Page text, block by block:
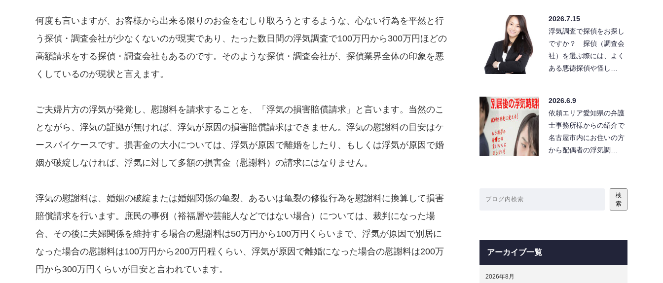
何度も言いますが、お客様から出来る限りのお金をむしり取ろうとするような、心ない行為を平然と行
う探偵・調査会社が少なくないのが現実であり、たった数日間の浮気調査で100万円から300万円ほどの
高額請求をする探偵・調査会社もあるのです。そのような探偵・調査会社が、探偵業界全体の印象を悪
くしているのが現状と言えます。
ご夫婦片方の浮気が発覚し、慰謝料を請求することを、「浮気の損害賠償請求」と言います。当然のこ
とながら、浮気の証拠が無ければ、浮気が原因の損害賠償請求はできません。浮気の慰謝料の目安はケ
ースバイケースです。損害金の大小については、浮気が原因で離婚をしたり、もしくは浮気が原因で婚
姻が破綻しなければ、浮気に対して多額の損害金（慰謝料）の請求にはなりません。
浮気の慰謝料は、婚姻の破綻または婚姻関係の亀裂、あるいは亀裂の修復行為を慰謝料に換算して損害
賠償請求を行います。庶民の事例（裕福層や芸能人などではない場合）については、裁判になった場
合、その後に夫婦関係を維持する場合の慰謝料は50万円から100万円くらいまで、浮気が原因で別居に
なった場合の慰謝料は100万円から200万円程くらい、浮気が原因で離婚になった場合の慰謝料は200万
円から300万円くらいが目安と言われています。
2026.7.15
浮気調査で探偵をお探し
ですか？ 探偵（調査会
社）を選ぶ際には、よく
ある悪徳探偵や怪し…
2026.6.9
依頼エリア愛知県の弁護
士事務所様からの紹介で
名古屋市内にお住いの方
から配偶者の浮気調…
検
索
アーカイブ一覧
2026年8月